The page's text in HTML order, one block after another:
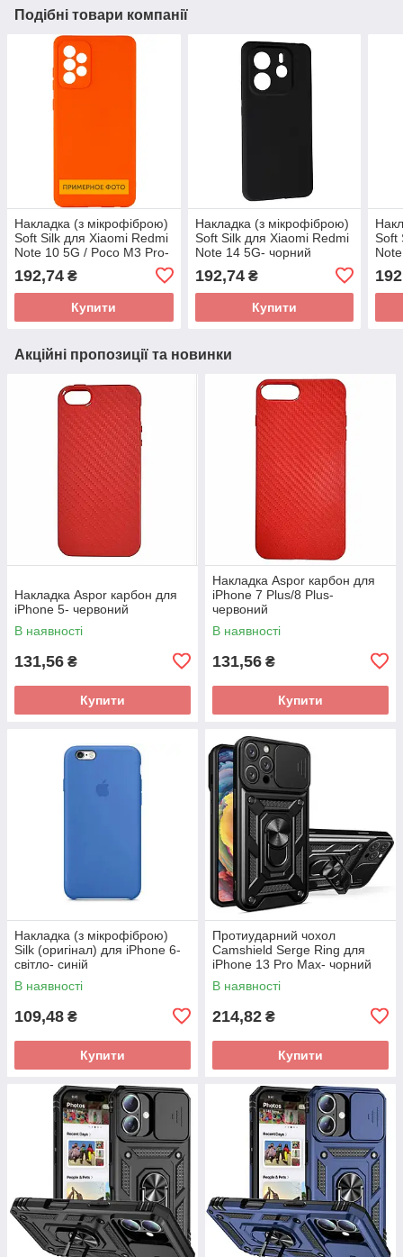
Подібні товари компанії
Накладка (з мікрофіброю)
Soft Silk для Xiaomi Redmi
Note 10 5G / Poco M3 Pro-
192,74 ₴
Купити
Накладка (з мікрофіброю)
Soft Silk для Xiaomi Redmi
Note 14 5G- чорний
192,74₴
Купити
Soft
Акційні пропозиції та новинки
Накладка Aspor карбон для
iPhone 5- червоний
В наявності
131,56 ₴
Купити
Накладка Aspor карбон для
iPhone 7 Plus/8 Plus-
червоний
В наявності
131,56 ₴
Купити
Накладка (з мікрофіброю)
Silk (оригінал) для iPhone 6-
світло- синій
В наявності
109,48 ₴
Купити
Протиударний чохол
Camshield Serge Ring для
iPhone 13 Pro Max- чорний
В наявності
214,82 ₴
Купити